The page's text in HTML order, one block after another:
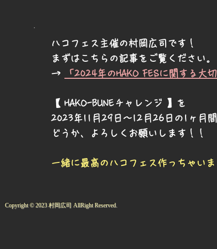
ハコフェス主催の村岡広司です！
まずはこちらの記事をご覧ください。
​→
「2024年のHAKO FESに関する大
【 HAKO-BUNEチャレンジ 】を
2023年11月29日～12月26日の1ヶ月
​どうか、よろしくお願いします！！
一緒に最高のハコフェス作っちゃい
Copyright © 2023 村岡広司 AllRight Reserved.